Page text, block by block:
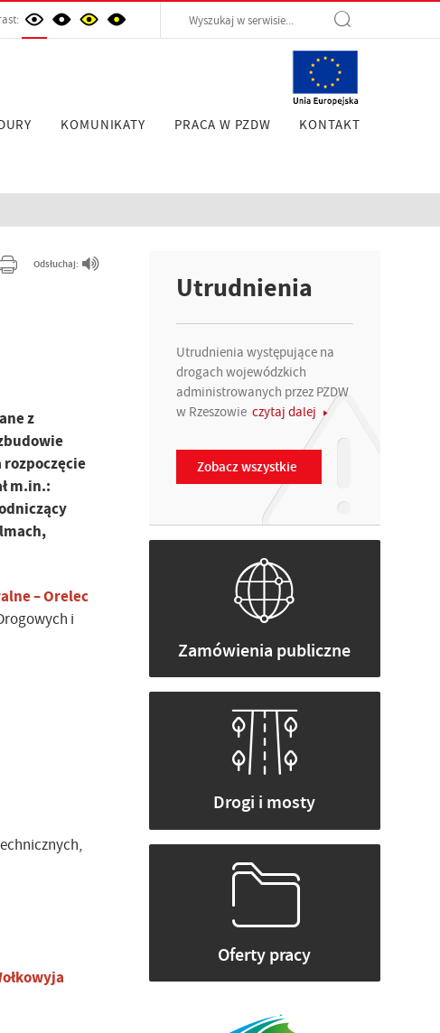
KOMUNIKATY PRACA W PZDW KONTAKT
Odsłuchaj:
z
rozpoczęcie
m.in.:
– Orelec
i
Utrudnienia
Utrudnienia występujące na
drogach wojewódzkich
administrowanych przez PZDW
w Rzeszowie czytaj dalej
Zobacz wszystkie
Zamówienia publiczne
Drogi i mosty
Oferty pracy